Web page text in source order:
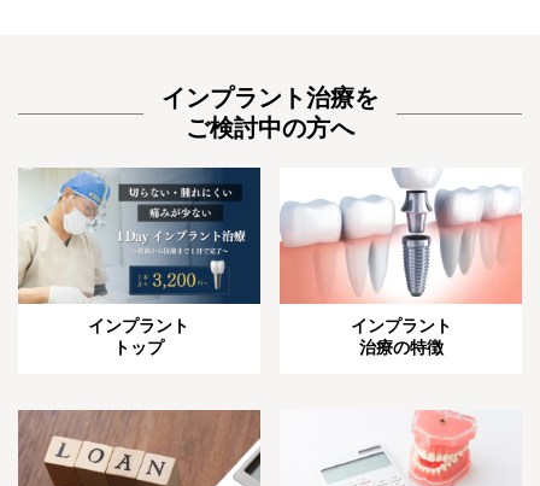
インプラント治療を
ご検討中の方へ
インプラント
トップ
インプラント
治療の特徴​